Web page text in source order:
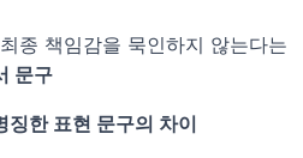
문구
징한 표현 문구의 차이